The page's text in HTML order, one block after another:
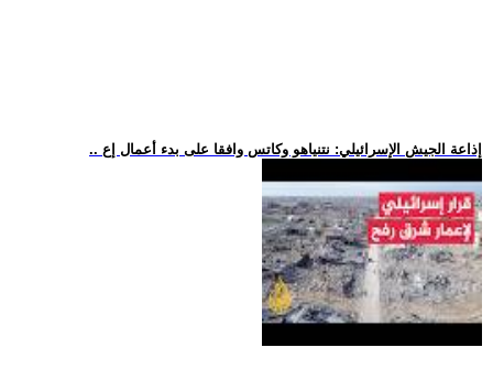
.. إذاعة الجيش الإسرائيلي: نتنياهو وكاتس وافقا على بدء أعمال إع